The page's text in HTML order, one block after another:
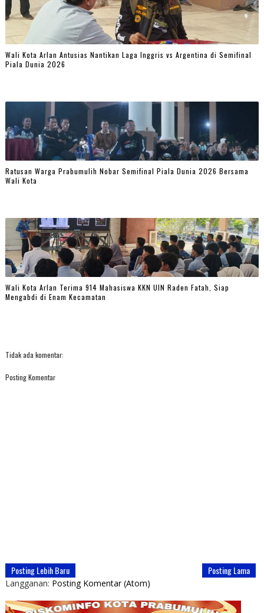
Wali Kota Arlan Antusias Nantikan Laga Inggris vs Argentina di Semifinal
Piala Dunia 2026
Ratusan Warga Prabumulih Nobar Semifinal Piala Dunia 2026 Bersama
Wali Kota
Wali Kota Arlan Terima 914 Mahasiswa KKN UIN Raden Fatah, Siap
Mengabdi di Enam Kecamatan
Tidak ada komentar:
Posting Komentar
Posting Lebih Baru Posting Lama
Langganan: Posting Komentar (Atom)